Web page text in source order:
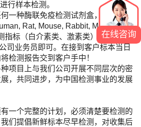
行样本检测。
一种酶联免疫检测试剂盒，您只需将
Rat, Mouse, Rabbit, Monkey,
标（白介素类、激素类）及标本数
司业务员即可。在接到客户标本当日
检测报告交到客户手中！
项目上与我们公司开展不同层次的密
，共同进步，为中国检测事业的发展
一个完整的计划，必须清楚要检测的
们提倡新鲜标本尽早检测，对收集后
在线咨询